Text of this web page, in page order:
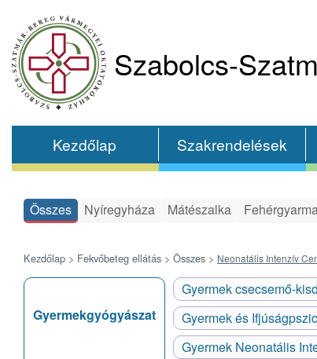
Szabolcs-
Kezdőlap Szakrendelések
Összes Nyíregyháza Mátészalka
Kezdőlap > Fekvőbeteg ellátás > Összes > Neonatális Intenzív
Gyermekgyógyászat
Gyermek csecsemő-
Gyermek és
Gyermek Neonatális